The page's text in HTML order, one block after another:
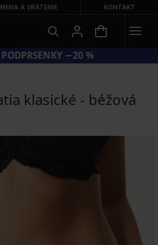
A VRÁTENIE KONTAKT
PODPRSENKY −20 %
klasické - béžová